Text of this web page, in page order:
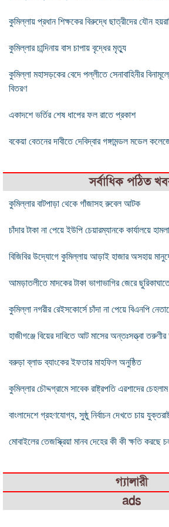
কুমিল্লায় প্রধান শিক্ষকের বিরুদ্ধে ছাত্রীদের যৌন
কুমিল্লার চান্দিনায় বাস চাপায় বৃদ্ধের মৃত্যু
কুমিল্লা মহাসড়কের বেদে পল্লীতে সেনাবাহিনীর
বিতরণ
একাদশে ভর্তির শেষ ধাপের ফল রাতে প্রকাশ
বকেয়া বেতনের দাবীতে দেবিদ্বার গঙ্গামন্ডল মডেল
সর্বাধিক পঠিত
কুমিল্লার বাটপাড়া থেকে গাঁজাসহ রুবেল আটক
চাঁদার টাকা না পেয়ে ইউপি চেয়ারম্যানকে কার্যালয়ে
বিজিবির উদ্যোগে কুমিল্লায় আড়াই হাজার অসহায়
আমড়াতলীতে মাদকের টাকা ভাগাভাগির জেরে
কুমিল্লা নগরীর রেইসকোর্সে চাঁদা না পেয়ে বিএনপি
হাজীগঞ্জে বিয়ের দাবিতে আট মাসের অন্তঃসত্ত্বা
বরুড়া ব্লাড ব্যাংকের ইফতার মাহফিল অনুষ্ঠিত
কুমিল্লার চৌদ্দগ্রামে সাবেক রাষ্ট্রপতি এরশাদের
বাংলাদেশে গ্রহণযোগ্য, সুষ্ঠু নির্বাচন দেখতে চায়
মোবাইলের তেজস্ক্রিয়া মানব দেহের কী কী ক্ষতি
গ্যালারী
ads